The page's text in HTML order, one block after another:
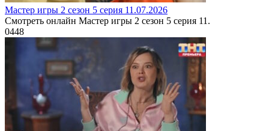
Мастер игры 2 сезон 5 серия 11.07.2026
Смотреть онлайн Мастер игры 2 сезон 5 серия 11.
0448